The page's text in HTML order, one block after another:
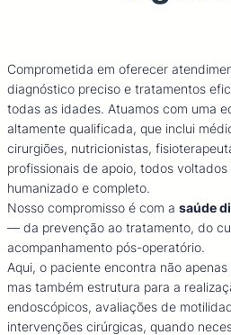
Comprometida em oferecer
diagnóstico preciso e tratamentos
todas as idades. Atuamos com uma
altamente qualificada, que inclui
cirurgiões, nutricionistas,
profissionais de apoio, todos
humanizado e completo.
Nosso compromisso é com a saúde
— da prevenção ao tratamento, do
acompanhamento pós-operatório.
Aqui, o paciente encontra não
mas também estrutura para a
endoscópicos, avaliações de
intervenções cirúrgicas, quando